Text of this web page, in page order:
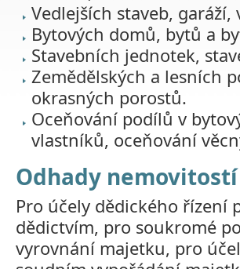
Vedlejších staveb,
Bytových domů, bytů a
Stavebních jednotek,
Zemědělských a lesních
okrasných porostů.
Oceňování podílů v
vlastníků, oceňování
Odhady nemovitostí
Pro účely dědického řízení
dědictvím, pro soukromé
vyrovnání majetku, pro